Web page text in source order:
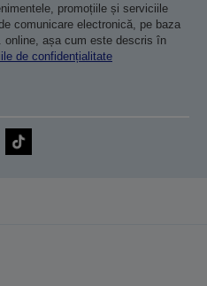
promoțiile și serviciile
comunicare electronică, pe baza
online, așa cum este descris în
de confidențialitate